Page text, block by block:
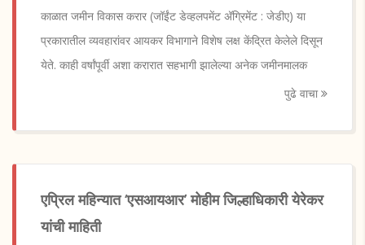
काळात जमीन विकास करार (जॉईंट डेव्हलपमेंट अ‍ॅग्रिमेंट : जेडीए) या
प्रकारातील व्यवहारांवर आयकर विभागाने विशेष लक्ष केंद्रित केलेले दिसून
येते. काही वर्षांपूर्वी अशा करारात सहभागी झालेल्या अनेक जमीनमालक
पुढे वाचा
एप्रिल महिन्यात ‘एसआयआर’ मोहीम जिल्हाधिकारी येरेकर
यांची माहिती